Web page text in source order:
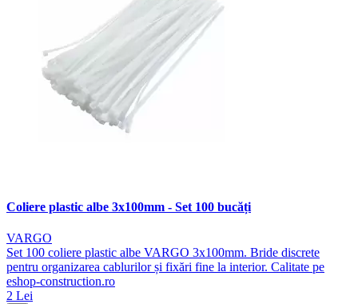
Coliere plastic albe 3x100mm - Set 100 bucăți
VARGO
Set 100 coliere plastic albe VARGO 3x100mm. Bride discrete
pentru organizarea cablurilor și fixări fine la interior. Calitate pe
eshop-construction.ro
2 Lei